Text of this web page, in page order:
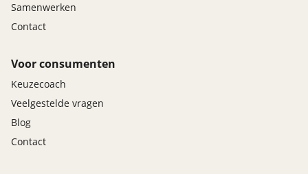
Samenwerken
Contact
Voor consumenten
Keuzecoach
Veelgestelde vragen
Blog
Contact